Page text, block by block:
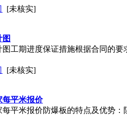
[未核实]
图
工期进度保证措施根据合同的
[未核实]
每平米报价
平米报价防爆板的特点及优势